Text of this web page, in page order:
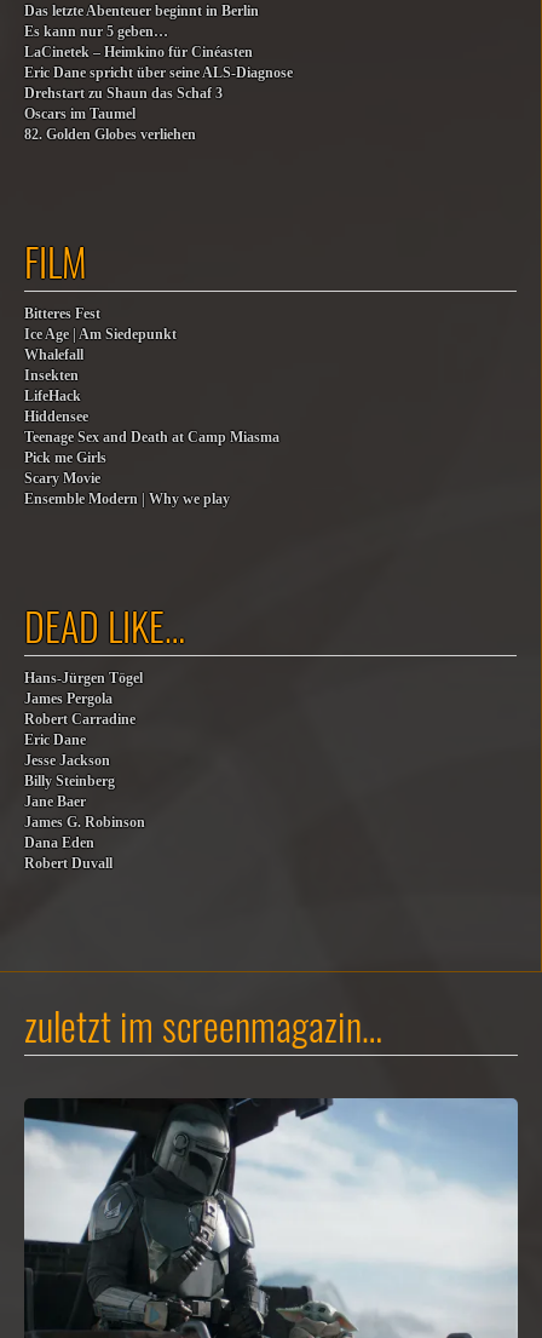
Das letzte Abenteuer beginnt in Berlin
Es kann nur 5 geben…
LaCinetek – Heimkino für Cinéasten
Eric Dane spricht über seine ALS-Diagnose
Drehstart zu Shaun das Schaf 3
Oscars im Taumel
82. Golden Globes verliehen
FILM
Bitteres Fest
Ice Age | Am Siedepunkt
Whalefall
Insekten
LifeHack
Hiddensee
Teenage Sex and Death at Camp Miasma
Pick me Girls
Scary Movie
Ensemble Modern | Why we play
DEAD LIKE…
Hans-Jürgen Tögel
James Pergola
Robert Carradine
Eric Dane
Jesse Jackson
Billy Steinberg
Jane Baer
James G. Robinson
Dana Eden
Robert Duvall
zuletzt im screenmagazin…